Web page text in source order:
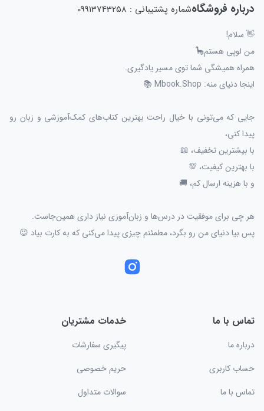
درباره فروشگاهشماره پشتیبانی : 09913743258
👋 سلام!
من لوپی هستم🦕
همراه همیشگی شما توی مسیر یادگیری.
اینجا دنیای منه: Mbook.Shop 📚
جایی که می‌تونی با خیال راحت بهترین کتاب‌های کمک‌آموزشی و زبان رو
پیدا کنی،
با بیشترین تخفیف، 📖
با بهترین کیفیت، 💯
و با هزینه ارسال کم، 🚚
هر چی برای موفقیت در درس‌ها و زبان‌آموزی نیاز داری همین‌جاست.
پس بیا دنیای من رو بگرد، مطمئنم چیزی پیدا می‌کنی که به کارت بیاد 😉
تماس با ما
درباره ما
حساب کاربری
تماس با ما
خدمات مشتریان
پیگیری سفارشات
حریم خصوصی
سوالات متداول